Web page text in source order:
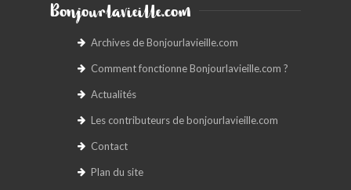
Bonjourlavieille.com
Archives de Bonjourlavieille.com
Comment fonctionne Bonjourlavieille.com ?
Actualités
Les contributeurs de bonjourlavieille.com
Contact
Plan du site